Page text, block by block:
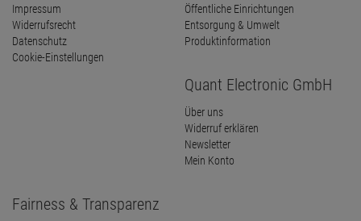
Impressum
Widerrufsrecht
Datenschutz
Cookie-Einstellungen
Öffentliche Einrichtungen
Entsorgung & Umwelt
Produktinformation
Quant Electronic GmbH
Über uns
Widerruf erklären
Newsletter
Mein Konto
Fairness & Transparenz